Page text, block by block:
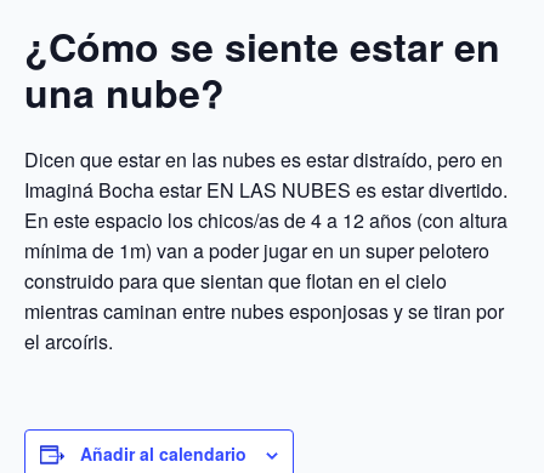
¿Cómo se siente estar en
una nube?
Dicen que estar en las nubes es estar distraído, pero en
Imaginá Bocha estar EN LAS NUBES es estar divertido.
En este espacio los chicos/as de 4 a 12 años (con altura
mínima de 1m) van a poder jugar en un super pelotero
construido para que sientan que flotan en el cielo
mientras caminan entre nubes esponjosas y se tiran por
el arcoíris.
Añadir al calendario